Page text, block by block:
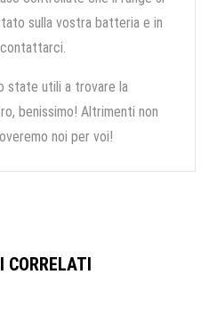
sulla vostra batteria e in
state utili a trovare la
benissimo! Altrimenti non
noi per voi!
CORRELATI